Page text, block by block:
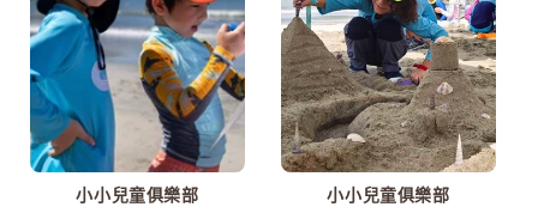
小小兒童俱樂部 小小兒童俱樂部